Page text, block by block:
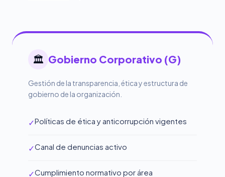
🏛️ Gobierno Corporativo (G)
Gestión de la transparencia, ética y estructura de
gobierno de la organización.
✓Políticas de ética y anticorrupción vigentes
✓Canal de denuncias activo
✓Cumplimiento normativo por área